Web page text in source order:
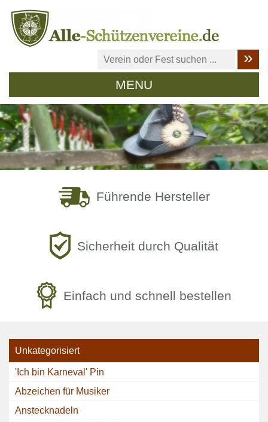
MENU
Führende Hersteller
Sicherheit durch Qualität
Einfach und schnell bestellen
Unkategorisiert
'Ich bin Karneval' Pin
Abzeichen für Musiker
Anstecknadeln